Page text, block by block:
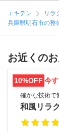
エキテン リラ
兵庫県明石市の整
お近くの
10%OFF 今
確かな技術
和風リラ